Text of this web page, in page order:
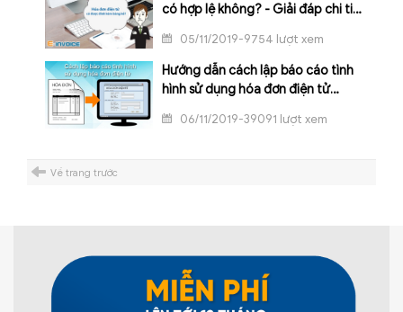
có hợp lệ không? - Giải đáp chi tiết
05/11/2019-9754 lượt xem
Hướng dẫn cách lập báo cáo tình
hình sử dụng hóa đơn điện tử
06/11/2019-39091 lượt xem
Về trang trước